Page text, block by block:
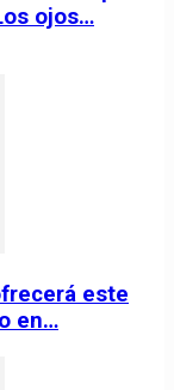
ojos…
este
en…